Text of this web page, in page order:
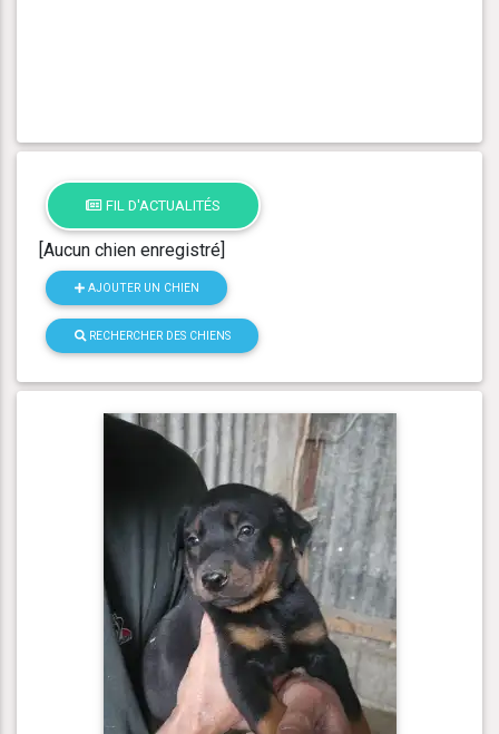
FIL D'ACTUALITÉS
[Aucun chien enregistré]
AJOUTER UN CHIEN
RECHERCHER DES CHIENS